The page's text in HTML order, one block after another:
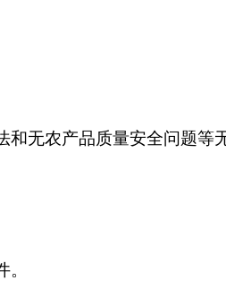
无农产品质量安全问题等